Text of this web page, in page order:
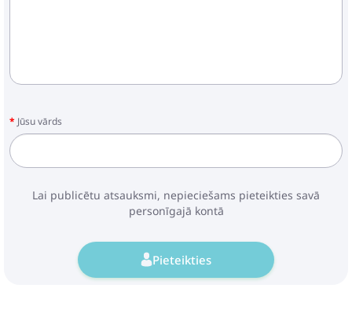
Jūsu vārds
Lai publicētu atsauksmi, nepieciešams pieteikties savā
personīgajā kontā
Pieteikties